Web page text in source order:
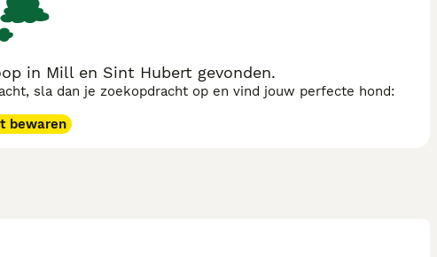
in Mill en Sint Hubert gevonden.
sla dan je zoekopdracht op en vind jouw perfecte hond:
bewaren